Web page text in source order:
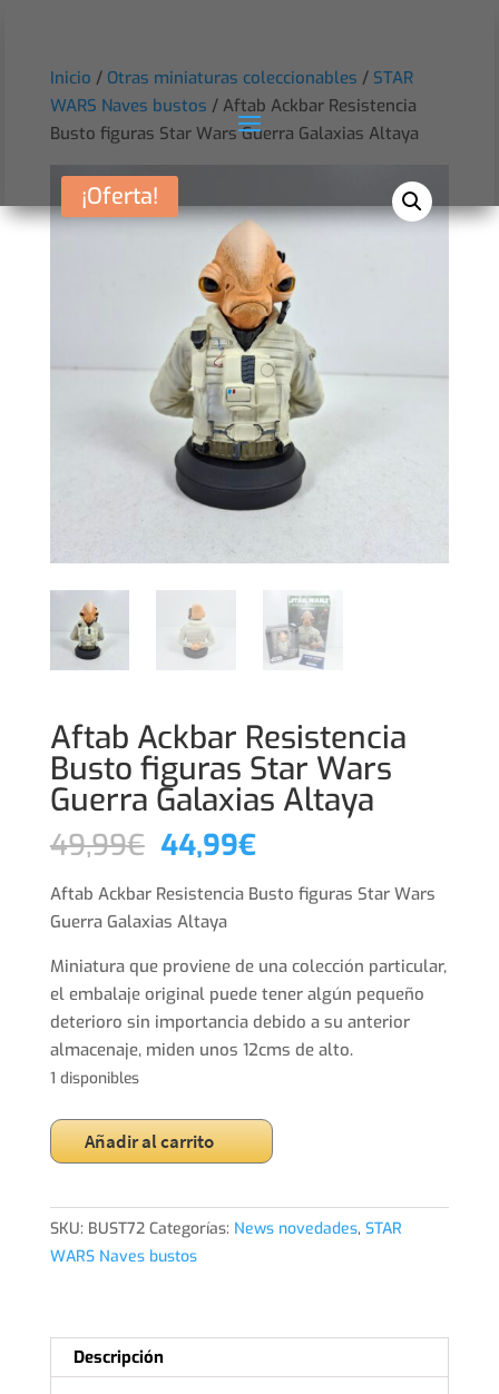
Inicio / Otras miniaturas coleccionables / STAR
WARS Naves bustos / Aftab Ackbar Resistencia
Busto figuras Star Wars Guerra Galaxias Altaya
¡Oferta!
Aftab Ackbar Resistencia
Busto figuras Star Wars
Guerra Galaxias Altaya
49,99€ El
original
era:
49,99€.
44,99€El
actual
44,99€.
Aftab Ackbar Resistencia Busto figuras Star Wars
Guerra Galaxias Altaya
Miniatura que proviene de una colección particular,
el embalaje original puede tener algún pequeño
deterioro sin importancia debido a su anterior
almacenaje, miden unos 12cms de alto.
1 disponibles
Aftab
Ackbar
Busto
Galaxias
Altaya
Añadir al carrito
SKU: BUST72 Categorías: News novedades, STAR
WARS Naves bustos
Descripción